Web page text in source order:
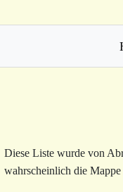
Diese Liste wurde von
wahrscheinlich die